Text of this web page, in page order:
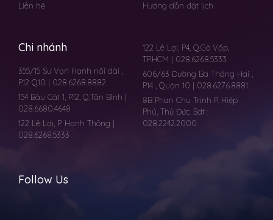
Liên hệ
Hướng dẫn đặt lịch
Chi nhánh
355/15 Sư Vạn Hạnh nối dài ,
P.12 Q10 | 028.6268.8882
154 Bàu Cát 1, P.12, Q.Tân Bình |
028.6680.4648
122 Lê Lơi, P. Hạnh Thông |
028.6268.5333
122 Lê Lợi, P4, Q.Gò Vấp,
TP.HCM | 028.6268.5333
606/63 Đường Ba Tháng Hai ,
P.14 , Quận 10 | 028.6276.8881
8B Phan Chu Trinh P. Hiệp
Phú, Thủ Đức. Sdt :
028.2242.2000
Follow Us